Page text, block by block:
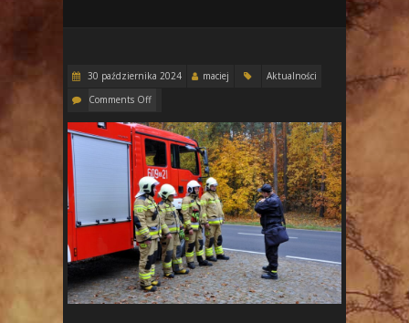
30 października 2024 maciej
Aktualności
Comments Off